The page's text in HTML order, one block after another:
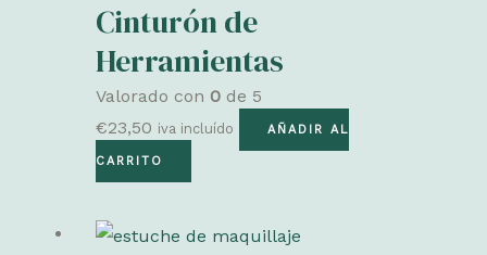
Cinturón de
Herramientas
Valorado con 0 de 5
€23,50 iva incluído AÑADIR AL
CARRITO